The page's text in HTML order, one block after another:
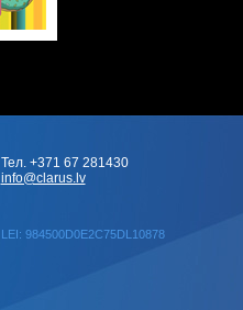
LEI: 984500D0E2C75DL10878
Тел. +371 67 281430
info@clarus.lv